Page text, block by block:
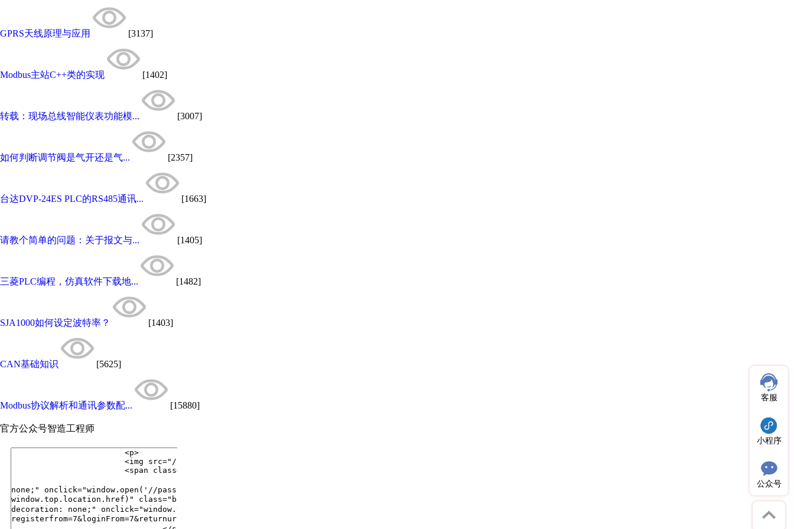
GPRS天线原理与应用 [3137]
Modbus主站C++类的实现 [1402]
转载：现场总线智能仪表功能模... [3007]
如何判断调节阀是气开还是气... [2357]
台达DVP-24ES PLC的RS485通讯... [1663]
请教个简单的问题：关于报文与... [1405]
三菱PLC编程，仿真软件下载地... [1482]
SJA1000如何设定波特率？ [1403]
CAN基础知识 [5625]
Modbus协议解析和通讯参数配... [15880]
官方公众号智造工程师
客服
小程序
公众号